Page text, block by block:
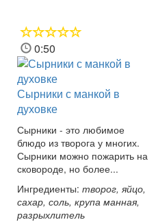
0:50
Сырники с манкой в
духовке
Сырники - это любимое
блюдо из творога у многих.
Сырники можно пожарить на
сковороде, но более...
Ингредиенты: творог, яйцо,
сахар, соль, крупа манная,
разрыхлитель